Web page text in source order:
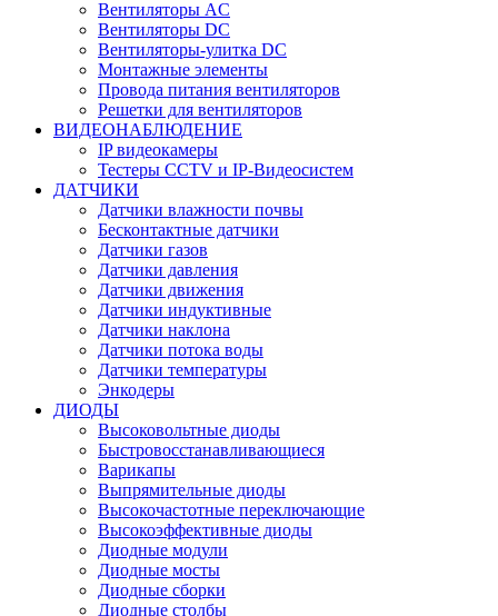
Вентиляторы AC
Вентиляторы DC
Вентиляторы-улитка DC
Монтажные элементы
Провода питания вентиляторов
Решетки для вентиляторов
ВИДЕОНАБЛЮДЕНИЕ
IP видеокамеры
Тестеры CCTV и IP-Видеосистем
ДАТЧИКИ
Датчики влажности почвы
Бесконтактные датчики
Датчики газов
Датчики давления
Датчики движения
Датчики индуктивные
Датчики наклона
Датчики потока воды
Датчики температуры
Энкодеры
ДИОДЫ
Высоковольтные диоды
Быстровосстанавливающиеся
Варикапы
Выпрямительные диоды
Высокочастотные переключающие
Высокоэффективные диоды
Диодные модули
Диодные мосты
Диодные сборки
Диодные столбы